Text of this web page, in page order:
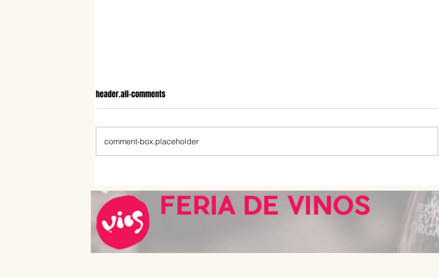
Aires: menús patrios, locro,
empanadas y propuestas dulces
descuentos, regalos y beneficios
especiales para celebrar en Buenos
header.all-comments
comment-box.placeholder